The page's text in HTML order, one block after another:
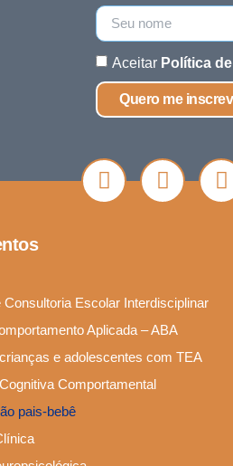
Aceitar Política
Quero me
Escolar Interdisciplinar
Aplicada – ABA
e adolescentes com TEA
Comportamental
pais-bebê